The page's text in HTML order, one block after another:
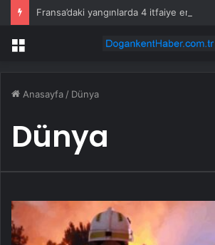
Fransa’daki yangınlarda 4 itfaiye eri
Menü
Anasayfa / Dünya
Dünya